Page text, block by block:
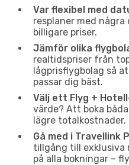
Var flexibel med
resplaner med några
billigare priser.
Jämför olika
realtidspriser från
lågprisflygbolag så
passar dig bäst.
Välj ett Flyg +
värde? Att boka
lägre totalkostnader.
Gå med i Travellink
tillgång till exklusiva
på alla bokningar –